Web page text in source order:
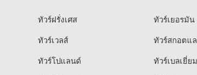
ทัวร์ฝรั่งเศส ทัวร์เยอรมัน
ทัวร์เวลส์ ทัวร์สกอตแ
ทัวร์โปแลนด์ ทัวร์เบลเยี่ยม